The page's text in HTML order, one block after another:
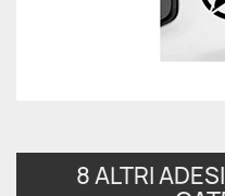
8 ALTRI